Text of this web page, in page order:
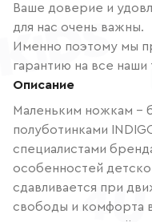
Ваше доверие и
для нас очень важны.
Именно поэтому мы
гарантию на все наши
Описание
Маленьким ножкам –
полуботинками
специалистами
особенностей
сдавливается при
свободы и комфорта